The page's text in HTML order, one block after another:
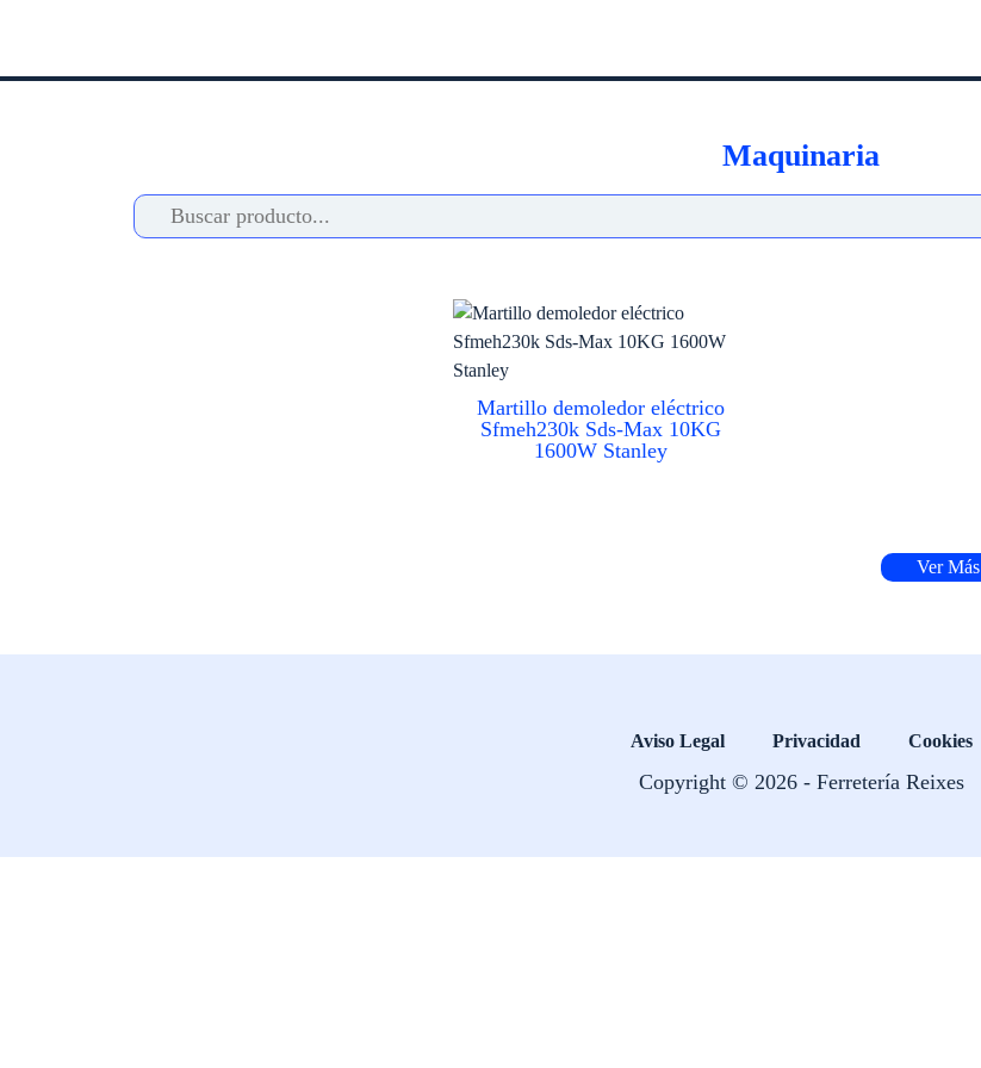
Maquinaria
Martillo demoledor eléctrico
Sfmeh230k Sds-Max 10KG
1600W Stanley
Ver Más
Aviso Legal Privacidad Cookies
Copyright © 2026 - Ferretería Reixes